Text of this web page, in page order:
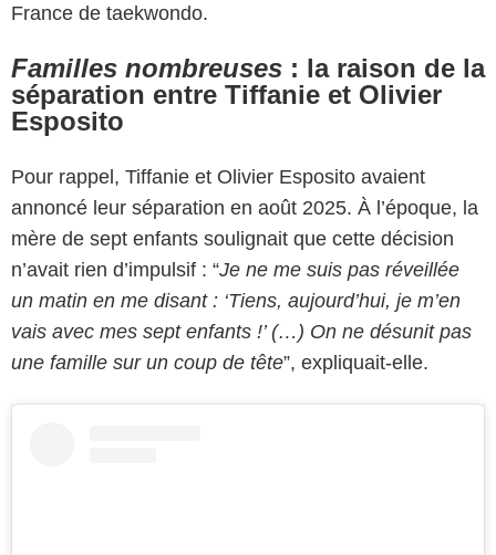
France de taekwondo.
Familles nombreuses : la raison de la
séparation entre Tiffanie et Olivier
Esposito
Pour rappel, Tiffanie et Olivier Esposito avaient
annoncé leur séparation en août 2025. À l’époque, la
mère de sept enfants soulignait que cette décision
n’avait rien d’impulsif : “Je ne me suis pas réveillée
un matin en me disant : ‘Tiens, aujourd’hui, je m’en
vais avec mes sept enfants !’ (…) On ne désunit pas
une famille sur un coup de tête”, expliquait-elle.